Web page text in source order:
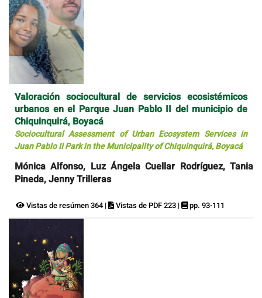
Valoración sociocultural de servicios ecosistémicos
urbanos en el Parque Juan Pablo II del municipio de
Chiquinquirá, Boyacá
Sociocultural Assessment of Urban Ecosystem Services in
Juan Pablo II Park in the Municipality of Chiquinquirá, Boyacá
Mónica Alfonso, Luz Ángela Cuellar Rodríguez, Tania
Pineda, Jenny Trilleras
Vistas de resúmen 364 | Vistas de PDF 223 | pp. 93-111